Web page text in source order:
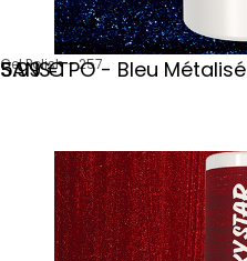
Gel Polish - 257
SANS TPO - Bleu Métalisé
5.99 €